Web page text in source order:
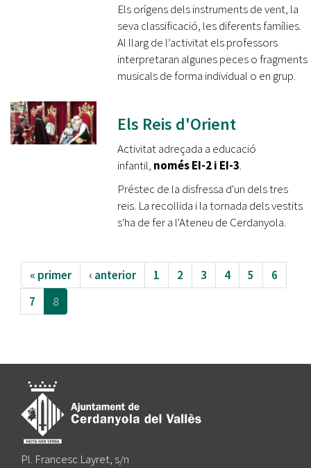
Els orígens dels instruments de vent, la
seva classificació, les diferents famílies.
Al llarg de l’activitat els professors
interpretaran algunes peces o fragments
musicals de forma individual o en grup.
Els Reis d'Orient
Activitat adreçada a educació
infantil, només EI-2 i EI-3.
Préstec de la disfressa d'un dels tres
reis. La recollida i la tornada dels vestits
s'ha de fer a l'Ateneu de Cerdanyola.
« primer ‹ anterior 1 2 3 4 5
6
7
8
Pl. Francesc Layret, s/n